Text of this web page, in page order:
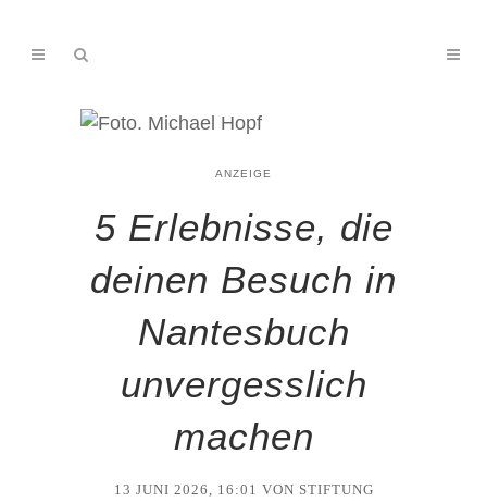
ANZEIGE
5 Erlebnisse, die
deinen Besuch in
Nantesbuch
unvergesslich
machen
13 JUNI 2026, 16:01 VON STIFTUNG